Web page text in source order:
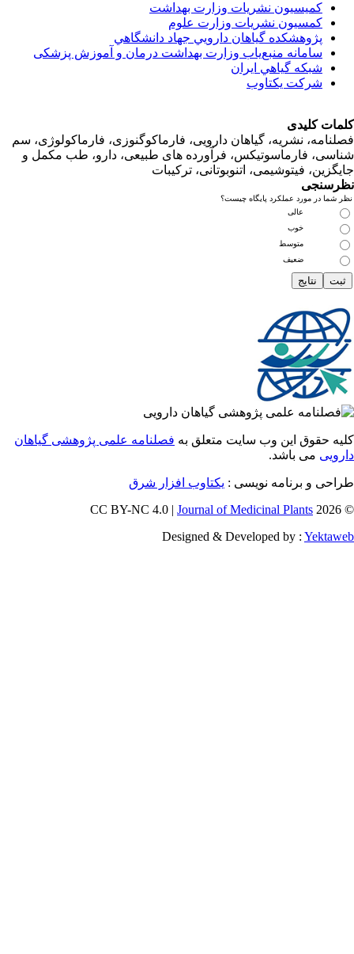
کمیسیون نشریات وزارت بهداشت
کمسیون نشریات وزارت علوم
پژوهشكده گياهان دارويي جهاد دانشگاهي
سامانه منبع‌ياب وزارت بهداشت درمان و آموزش پزشکی
شبكه گياهي ايران
شرکت یکتاوب
کلیدی
نشریه، گیاهان دارویی، فارماکوگنوزی، فارماکولوژی، سم
فارماسوتیکس، فرآورده های طبیعی، دارو، طب مکمل و
فیتوشیمی، اتنوبوتانی، ترکیبات
در مورد عملکرد پایگاه چیست؟
متوسط
ضعیف
حقوق این وب سایت متعلق بهفصلنامه علمی پژوهشی گیاهان
می باشد.
و برنامه نویسی :یکتاوب افزار شرق
Journal of Medicinal Plants
Designed & Developed by :